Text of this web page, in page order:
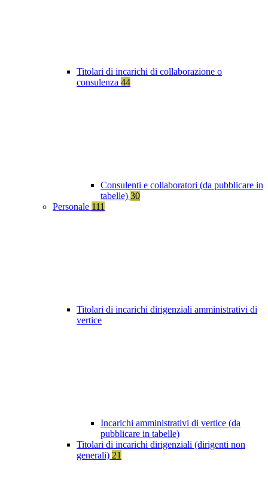
Titolari di incarichi di collaborazione o
consulenza 44
Consulenti e collaboratori (da pubblicare in
tabelle) 30
Personale 111
Titolari di incarichi dirigenziali amministrativi di
vertice
Incarichi amministrativi di vertice (da
pubblicare in tabelle)
Titolari di incarichi dirigenziali (dirigenti non
generali) 21